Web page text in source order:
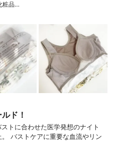
粧品…
ド！
トに合わせた医学発想のナイト
バストケアに重要な血流やリン